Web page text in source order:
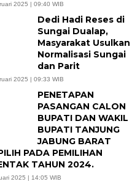
2025 | 09:40 WIB
Dedi Hadi Reses di
Sungai Dualap,
Masyarakat Usulkan
Normalisasi Sungai
dan Parit
2025 | 09:33 WIB
PENETAPAN
PASANGAN CALON
BUPATI DAN WAKIL
BUPATI TANJUNG
JABUNG BARAT
PADA PEMILIHAN
TAHUN 2024.
2025 | 14:05 WIB